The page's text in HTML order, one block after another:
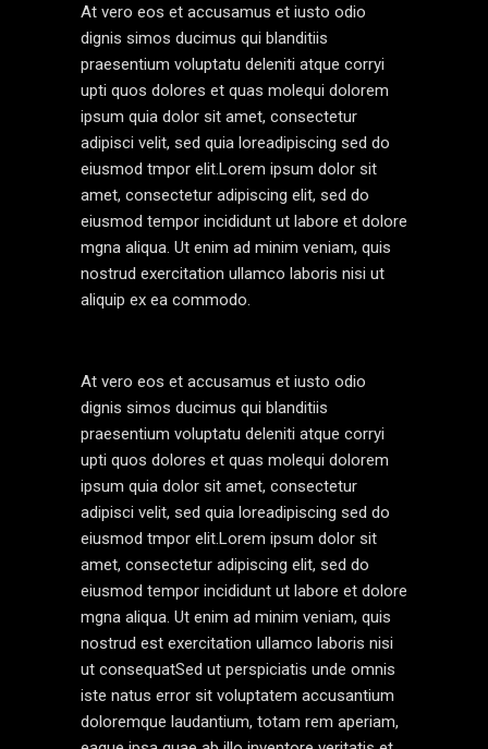
At vero eos et accusamus et iusto odio
dignis simos ducimus qui blanditiis
praesentium voluptatu deleniti atque corryi
upti quos dolores et quas molequi dolorem
ipsum quia dolor sit amet, consectetur
adipisci velit, sed quia loreadipiscing sed do
eiusmod tmpor elit.Lorem ipsum dolor sit
amet, consectetur adipiscing elit, sed do
eiusmod tempor incididunt ut labore et dolore
mgna aliqua. Ut enim ad minim veniam, quis
nostrud exercitation ullamco laboris nisi ut
aliquip ex ea commodo.
At vero eos et accusamus et iusto odio
dignis simos ducimus qui blanditiis
praesentium voluptatu deleniti atque corryi
upti quos dolores et quas molequi dolorem
ipsum quia dolor sit amet, consectetur
adipisci velit, sed quia loreadipiscing sed do
eiusmod tmpor elit.Lorem ipsum dolor sit
amet, consectetur adipiscing elit, sed do
eiusmod tempor incididunt ut labore et dolore
mgna aliqua. Ut enim ad minim veniam, quis
nostrud est exercitation ullamco laboris nisi
ut consequatSed ut perspiciatis unde omnis
iste natus error sit voluptatem accusantium
doloremque laudantium, totam rem aperiam,